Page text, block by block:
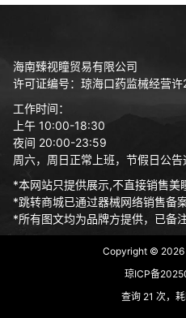
海南臻视瞳贸易有限公司
许可证编号：琼海口药监械经营
工作时间：
上午 10:00-18:30
夜间 20:00-23:59
周六，周日正常上班，节假日公告
*本网站只提供展示,不直接销售美
*跳转商城已通过器械网络销售备
*所有图文均为品牌方提供，已备
Copyright © 2026
琼ICP备
查询 21 次，